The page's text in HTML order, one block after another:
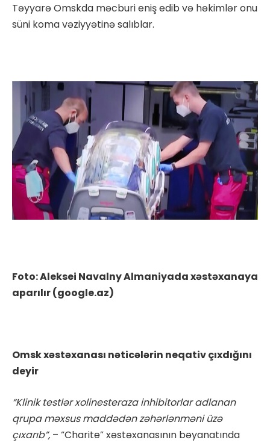
Təyyarə Omskda məcburi eniş edib və həkimlər onu
süni koma vəziyyətinə salıblar.
Foto: Aleksei Navalny Almaniyada xəstəxanaya
aparılır (google.az)
Omsk xəstəxanası nəticələrin neqativ çıxdığını
deyir
“Klinik testlər xolinesteraza inhibitorlar adlanan
qrupa məxsus maddədən zəhərlənməni üzə
çıxarıb”, – “Charite” xəstəxanasının bəyanatında